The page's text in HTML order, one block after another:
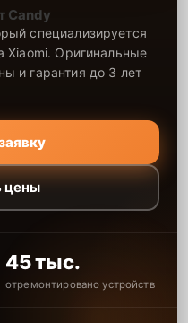
Candy
специализируется
Xiaomi. Оригинальные
и гарантия до 3 лет
цены
45 тыс.
отремонтировано устройств